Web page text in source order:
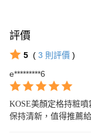
評價
5 ( 3 則評價 )
e*********6
KOSE美顏定格持粧
保持清新，值得推薦